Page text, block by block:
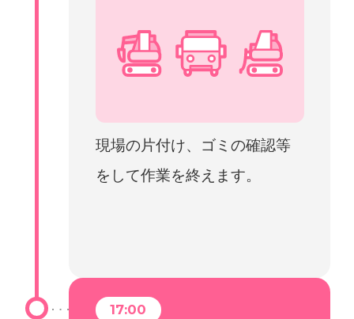
現場の片付け、ゴミの確認等
をして作業を終えます。
17:00